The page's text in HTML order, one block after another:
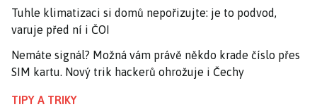
Tuhle klimatizaci si domů nepořizujte: je to podvod,
varuje před ní i ČOI
Nemáte signál? Možná vám právě někdo krade číslo přes
SIM kartu. Nový trik hackerů ohrožuje i Čechy
TIPY A TRIKY